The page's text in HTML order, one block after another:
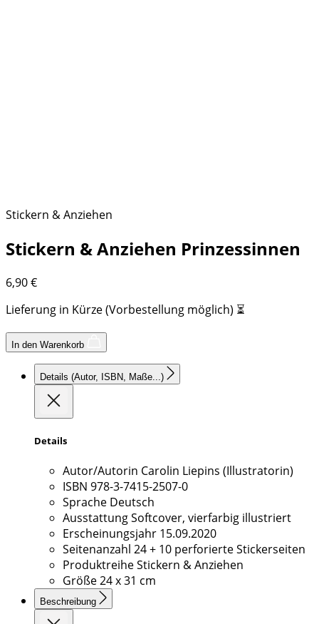
Stickern & Anziehen
Stickern & Anziehen Prinzessinnen
6,90€
Lieferung in Kürze (Vorbestellung möglich) ⏳
In den Warenkorb
Details (Autor, ISBN, Maße...)
Details
Autor/Autorin Carolin Liepins (Illustratorin)
ISBN 978-3-7415-2507-0
Sprache Deutsch
AusstattungSoftcover, vierfarbig illustriert
Erscheinungsjahr 15.09.2020
Seitenanzahl 24 + 10 perforierte Stickerseiten
ProduktreiheStickern & Anziehen
Größe24 x 31 cm
Beschreibung